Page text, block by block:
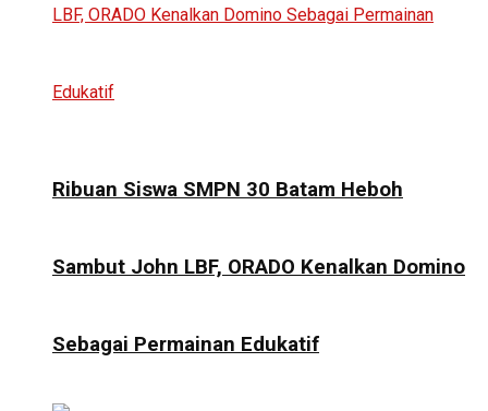
Ribuan Siswa SMPN 30 Batam Heboh
Sambut John LBF, ORADO Kenalkan Domino
Sebagai Permainan Edukatif